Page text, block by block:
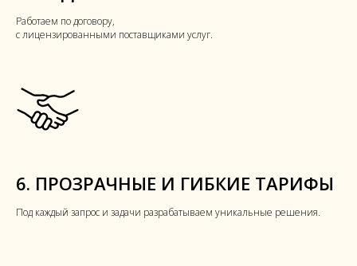
Работаем по договору,
с лицензированными поставщиками услуг.
6. ПРОЗРАЧНЫЕ И ГИБКИЕ ТАРИФЫ
Под каждый запрос и задачи разрабатываем уникальные решения.